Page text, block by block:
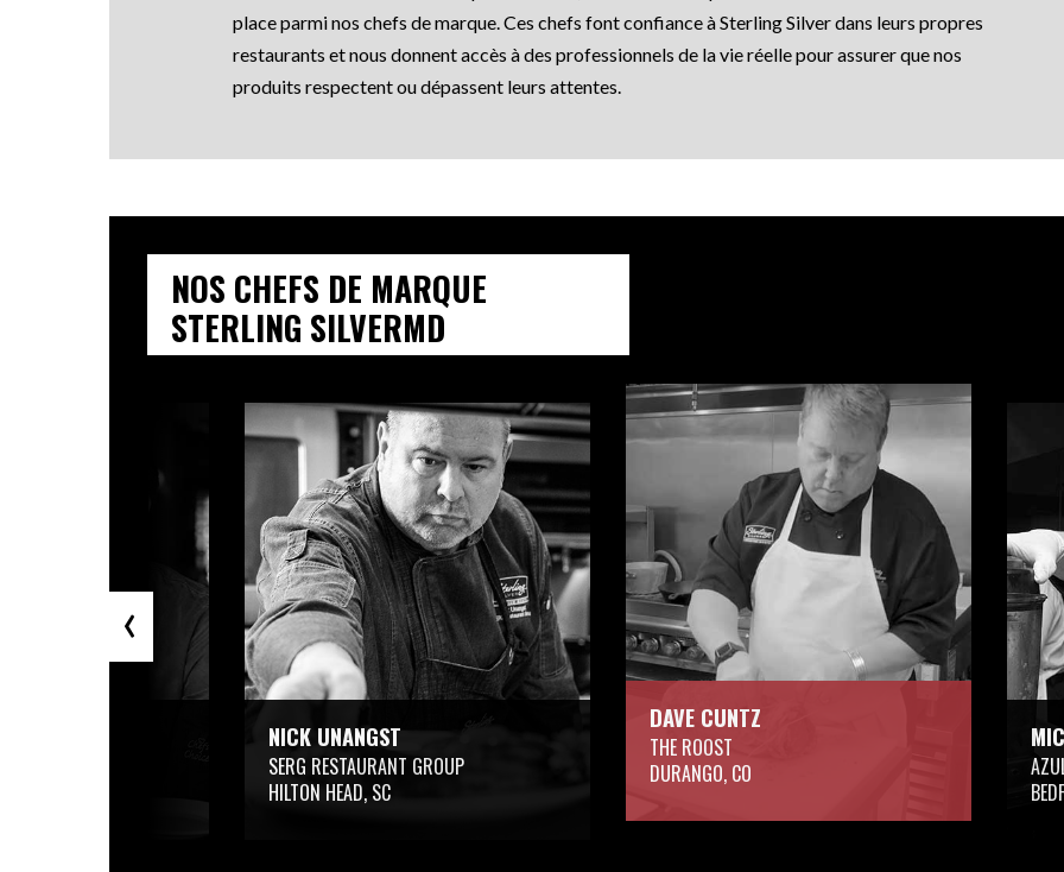
place parmi nos chefs de marque. Ces chefs font confiance à Sterling Silver dans leurs propres
restaurants et nous donnent accès à des professionnels de la vie réelle pour assurer que nos
produits respectent ou dépassent leurs attentes.
NOS CHEFS DE MARQUE
STERLING SILVERMD
NICK UNANGST
SERG RESTAURANT GROUP
HILTON HEAD, SC
DAVE CUNTZ
THE ROOST
DURANGO, CO
‹